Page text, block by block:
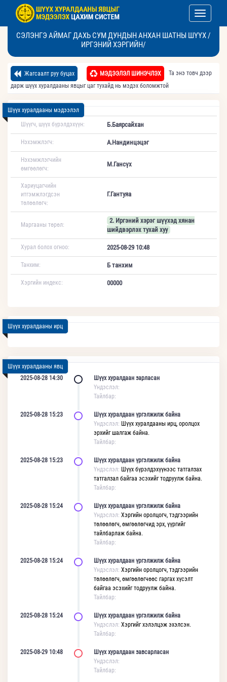
Toggle
СЭЛЭНГЭ АЙМАГ ДАХЬ СУМ ДУНДЫН АНХАН ШАТНЫ ШҮҮХ /
ИРГЭНИЙ ХЭРГИЙН/
Жагсаалт руу буцах МЭДЭЭЛЭЛ ШИНЭЧЛЭХ
Та энэ товч дээр
дарж шүүх хуралдааны явцыг цаг тухайд нь мэдэх боломжтой
Шүүх хуралдааны мэдээлэл
Шүүгч, шүүх бүрэлдэхүүн:
Б.Баярсайхан
Нэхэмжлэгч: А.Нандинцэцэг
Нэхэмжлэгчийн
өмгөөлөгч:
М.Гансүх
Хариуцагчийн
итгэмжлэгдсэн
төлөөлөгч:
Г.Гантуяа
Маргааны төрөл:
2. Иргэний хэрэг шүүхэд хянан
шийдвэрлэх тухай хуу
Хурал болох огноо: 2025-08-29 10:48
Танхим: Б танхим
Хэргийн индекс: 00000
Шүүх хуралдааны ирц
Шүүх хуралдааны явц
2025-08-28 14:30
Шүүх хуралдаан зарласан
Үндэслэл:
Тайлбар:
2025-08-28 15:23
Шүүх хуралдаан үргэлжилж байна
Үндэслэл: Шүүх хуралдааны ирц, оролцох
эрхийг шалгаж байна.
Тайлбар:
2025-08-28 15:23
Шүүх хуралдаан үргэлжилж байна
Үндэслэл: Шүүх бүрэлдэхүүнээс татгалзах
татгалзал байгаа эсэхийг тодруулж байна.
Тайлбар:
2025-08-28 15:24
Шүүх хуралдаан үргэлжилж байна
Үндэслэл: Хэргийн оролцогч, тэдгээрийн
төлөөлөгч, өмгөөлөгчид эрх, үүргийг
тайлбарлаж байна.
Тайлбар:
2025-08-28 15:24
Шүүх хуралдаан үргэлжилж байна
Үндэслэл: Хэргийн оролцогч, тэдгээрийн
төлөөлөгч, өмгөөлөгчөөс гаргах хүсэлт
байгаа эсэхийг тодруулж байна.
Тайлбар:
2025-08-28 15:24
Шүүх хуралдаан үргэлжилж байна
Үндэслэл: Хэргийг хэлэлцэж эхэлсэн.
Тайлбар:
2025-08-29 10:48
Шүүх хуралдаан завсарласан
Үндэслэл:
Тайлбар: